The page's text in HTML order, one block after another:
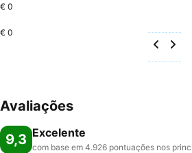
€ 0
€ 0
Avaliações
9,3 Excelente
com base em 4.926 pontuações nos